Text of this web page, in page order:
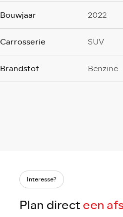
Bouwjaar 2022
Carrosserie SUV
Brandstof Benzine
Interesse?
Plan directeen